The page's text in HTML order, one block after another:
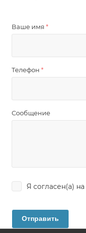
Ваше имя *
Телефон *
Сообщение
Я согласен(а) на